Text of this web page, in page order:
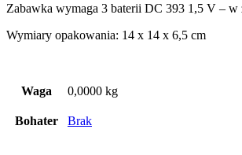
Zabawka wymaga 3 baterii DC 393 1,5 V – w
Wymiary opakowania: 14 x 14 x 6,5 cm
Waga 0,0000 kg
Bohater Brak